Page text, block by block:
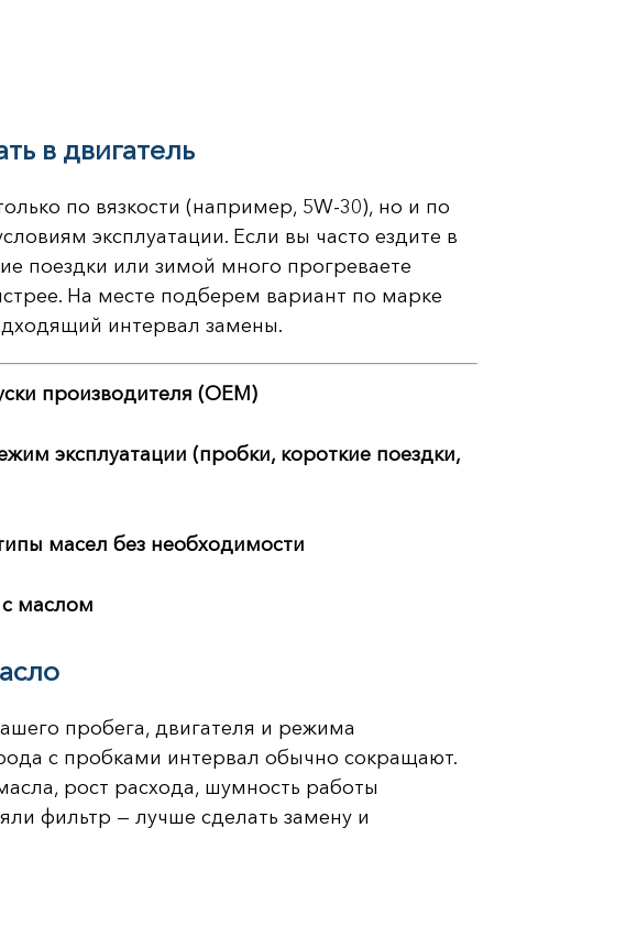
в двигатель
по вязкости (например, 5W-30), но и по
эксплуатации. Если вы часто ездите в
поездки или зимой много прогреваете
На месте подберем вариант по марке
интервал замены.
производителя (OEM)
эксплуатации (пробки, короткие поездки,
масел без необходимости
маслом
пробега, двигателя и режима
с пробками интервал обычно сокращают.
рост расхода, шумность работы
фильтр — лучше сделать замену и